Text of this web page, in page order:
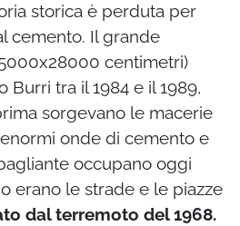
storica è perduta per
cemento. Il grande
centimetri)
Burri tra il 1984 e il 1989,
sorgevano le macerie
onde di cemento e
occupano oggi
erano le strade e le piazze
dal terremoto del 1968.